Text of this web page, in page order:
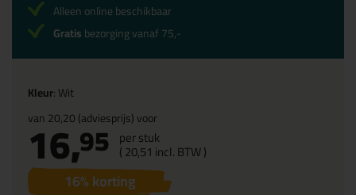
Kleur: Wit
van20,20(adviesprijs) voor
16,95 per stuk
(20,51 incl. BTW )
16% korting
Alleen online beschikbaar
Gratisbezorging vanaf 75,-